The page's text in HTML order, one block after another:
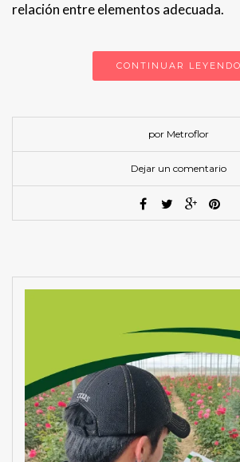
relación entre elementos adecuada.
CONTINUAR LEYENDO
por Metroflor
Dejar un comentario